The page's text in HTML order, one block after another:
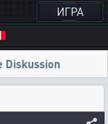
ИГРА
Diskussion